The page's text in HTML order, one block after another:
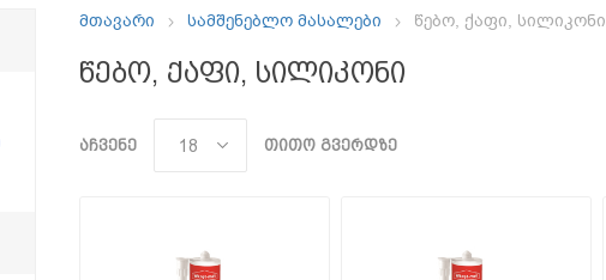
მთავარი სამშენებლო მასალები წებო, ქაფი, სილიკონი
წებო, ქაფი, სილიკონი
აჩვენე თითო გვერდზე